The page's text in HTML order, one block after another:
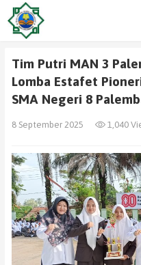
Tim Putri MAN 3
Lomba Estafet
SMA Negeri 8
8 September 2025 1,040